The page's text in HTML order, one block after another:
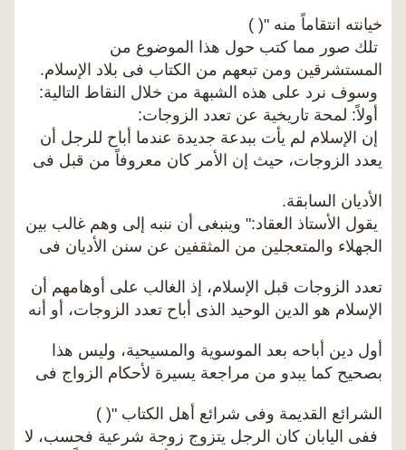
خيانته انتقاماً منه "( )
تلك صور مما كتب حول هذا الموضوع من
المستشرقين ومن تبعهم من الكتاب فى بلاد الإسلام.
وسوف نرد على هذه الشبهة من خلال النقاط التالية:
أولاً: لمحة تاريخية عن تعدد الزوجات:
إن الإسلام لم يأت ببدعة جديدة عندما أباح للرجل أن
يعدد الزوجات، حيث إن الأمر كان معروفاً من قبل فى
الأديان السابقة.
يقول الأستاذ العقاد:" وينبغى أن ننبه إلى وهم غالب بين
الجهلاء والمتعجلين من المثقفين عن سنن الأديان فى
تعدد الزوجات قبل الإسلام، إذ الغالب على أوهامهم أن
الإسلام هو الدين الوحيد الذى أباح تعدد الزوجات، أو أنه
أول دين أباحه بعد الموسوية والمسيحية، وليس هذا
بصحيح كما يبدو من مراجعة يسيرة لأحكام الزواج فى
الشرائع القديمة وفى شرائع أهل الكتاب "( )
ففى اليابان كان الرجل يتزوج زوجة شرعية فحسب، لا